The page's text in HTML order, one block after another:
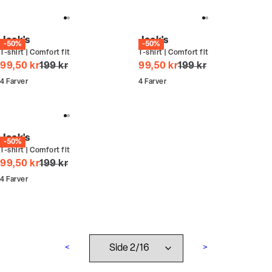
-50%
Jack's
T-shirt | Comfort fit
99,50 krI alt (uden rabat)
199 kr
4 Farver
-50%
Jack's
T-shirt | Comfort fit
99,50 krI alt (uden rabat)
199 kr
4 Farver
-50%
Jack's
T-shirt | Comfort fit
99,50 krI alt (uden rabat)
199 kr
4 Farver